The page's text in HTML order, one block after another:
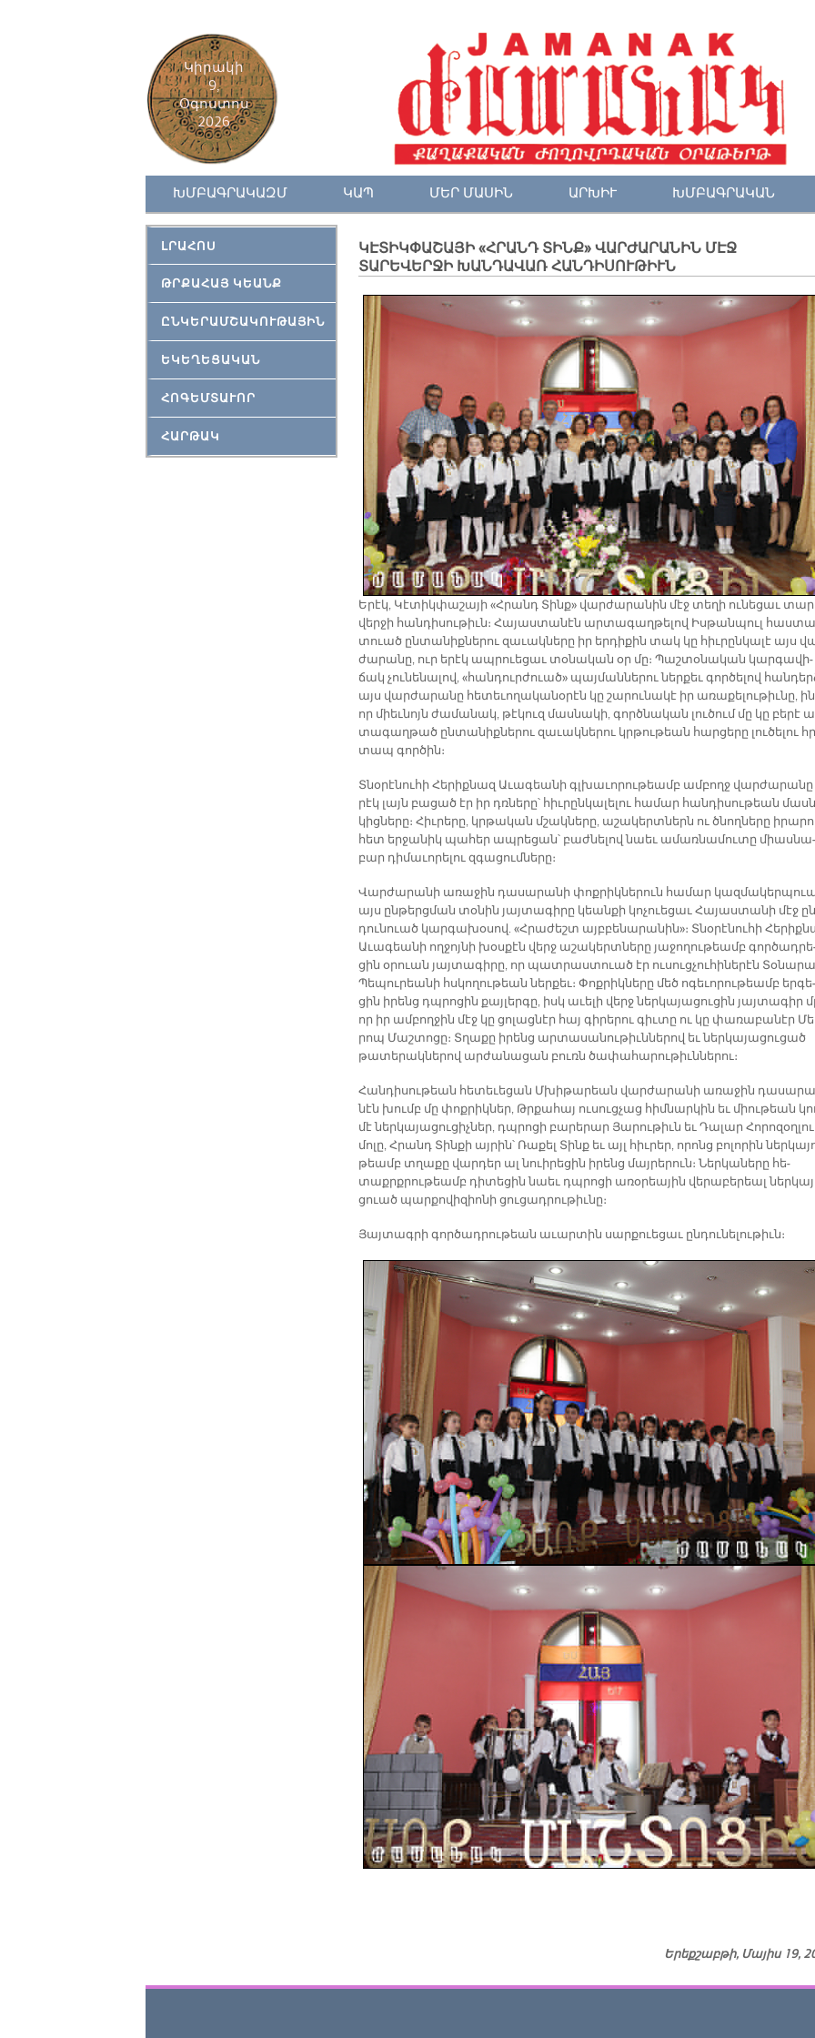
Կիրակի
9,
Օգոստոս
2026
ԽՄԲԱԳՐԱԿԱԶՄ ԿԱՊ ՄԵՐ ՄԱՍԻՆ ԱՐԽԻՒ ԽՄԲԱԳՐԱԿԱՆ
ԼՐԱՀՈՍ
ԹՐՔԱՀԱՅ ԿԵԱՆՔ
ԸՆԿԵՐԱՄՇԱԿՈՒԹԱՅԻՆ
ԵԿԵՂԵՑԱԿԱՆ
ՀՈԳԵՄՏԱՒՈՐ
ՀԱՐԹԱԿ
ԿԷՏԻԿՓԱՇԱՅԻ «ՀՐԱՆԴ ՏԻՆՔ» ՎԱՐԺԱՐԱՆԻՆ ՄԷՋ
ՏԱՐԵՎԵՐՋԻ ԽԱՆԴԱՎԱՌ ՀԱՆԴԻՍՈՒԹԻՒՆ
Ե­րէկ, Կէ­տիկ­փա­շա­յի «Հրանդ Տինք» վար­ժա­րա­նին մէջ տե­ղի ու­նե­ցաւ
վեր­ջի հան­դի­սու­թիւն։ Հա­յաս­տա­նէն ար­տա­գաղ­թե­լով Իս­թան­պուլ
տուած ըն­տա­նիք­նե­րու զա­ւակ­նե­րը իր եր­դի­քին տակ կը հիւ­րըն­կա­լէ այս
ժա­րա­նը, ուր ե­րէկ ապրուե­ցաւ տօ­նա­կան օր մը։ Պաշ­տօ­նա­կան կար­գա­վի­
ճակ չու­նե­նա­լով, «հան­դուր­ժուած» պայ­ման­նե­րու ներ­քեւ գոր­ծե­լով
այս վար­ժա­րա­նը հե­տե­ւո­ղա­կա­նօ­րէն կը շա­րու­նա­կէ իր ա­ռա­քե­լու­թիւ­նը,
որ միեւ­նոյն ժա­մա­նակ, թէ­կուզ մաս­նա­կի, գործ­նա­կան լու­ծում մը կը բե­րէ
տա­գաղ­թած ըն­տա­նիք­նե­րու զա­ւակ­նե­րու կրթու­թեան հար­ցե­րը լու­ծե­լու
տապ գոր­ծին։
Տնօ­րէ­նու­հի Հե­րիք­նազ Ա­ւա­գեա­նի գլխա­ւո­րու­թեամբ ամ­բողջ
րէկ լայն բա­ցած էր իր դռնե­րը՝ հիւ­րըն­կա­լե­լու հա­մար հան­դի­սու­թեան
կից­նե­րը։ Հիւ­րե­րը, կրթա­կան մշակ­նե­րը, ա­շա­կերտ­ներն ու ծնող­նե­րը
հետ եր­ջա­նիկ պա­հեր ապ­րե­ցան՝ բաժ­նե­լով նաեւ ա­մառ­նա­մու­տը միաս­նա­
բար դի­մա­ւո­րե­լու զգա­ցում­նե­րը։
Վար­ժա­րա­նի ա­ռա­ջին դա­սա­րա­նի փոք­րիկ­նե­րուն հա­մար
այս ըն­թերց­ման տօ­նին յայ­տա­գի­րը կեան­քի կո­չուե­ցաւ Հա­յաս­տա­նի մէջ
դու­նուած կար­գա­խօ­սով. «Հրա­ժեշտ այբ­բե­նա­րա­նին»։ Տ­նօ­րէ­նու­հի
Ա­ւա­գեա­նի ող­ջոյ­նի խօս­քէն վերջ ա­շա­կերտ­նե­րը յա­ջո­ղու­թեամբ
ցին օ­րուան յայ­տա­գի­րը, որ պատ­րաս­տուած էր ու­սուց­չու­հի­նե­րէն Տօ­նա­րա
Պե­պու­րեա­նի հսկո­ղու­թեան ներ­քեւ։ Փոք­րիկ­նե­րը մեծ ո­գե­ւո­րու­թեամբ եր­գե­
ցին ի­րենց դպրո­ցին քայ­լեր­գը, իսկ ա­ւե­լի վերջ ներ­կա­յա­ցու­ցին յայ­տա­գիր
որ իր ամ­բող­ջին մէջ կը ցո­լաց­նէր հայ գի­րե­րու գիւ­տը ու կը փա­ռա­բա­նէր
րոպ Մաշ­տո­ցը։ Տղա­քը ի­րենց ար­տա­սա­նու­թիւն­նե­րով եւ ներ­կա­յա­ցու­ցած
թա­տե­րակ­նե­րով ար­ժա­նա­ցան բուռն ծա­փա­հա­րու­թիւն­նե­րու։
Հան­դի­սու­թեան հե­տե­ւե­ցան Մխի­թա­րեան վար­ժա­րա­նի ա­ռա­ջին
նէն խումբ մը փոք­րիկ­ներ, Թրքա­հայ ու­սուց­չաց հիմ­նար­կին եւ միու­թեան
մէ ներ­կա­յա­ցու­ցիչ­ներ, դպրո­ցի բա­րե­րար Յա­րու­թիւն եւ Դա­լար
մո­լը, Հրանդ Տին­քի այ­րին՝ Ռա­քել Տինք եւ այլ հիւ­րեր, ո­րոնց բո­լո­րին
թեամբ տղա­քը վար­դեր ալ նուի­րե­ցին ի­րենց մայ­րե­րուն։ Ներ­կա­նե­րը հե­
տաքրք­րու­թեամբ դի­տե­ցին նաեւ դպրո­ցի ա­ռօ­րեա­յին վե­րա­բե­րեալ
ցուած պար­քո­վի­զիո­նի ցու­ցադ­րու­թիւ­նը։
Յայ­տագ­րի գոր­ծադ­րու­թեան ա­ւար­տին սար­քուե­ցաւ ըն­դու­նե­լու­թիւն։
Երեքշաբթի, Մայիս 19,